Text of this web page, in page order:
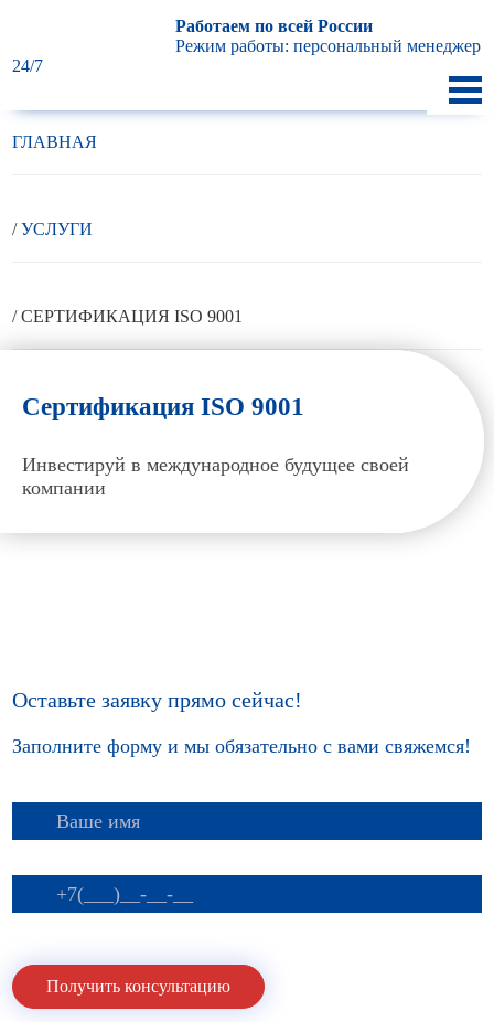
Работаем по всей России
Режим работы: персональный менеджер
24/7
ГЛАВНАЯ
/УСЛУГИ
/СЕРТИФИКАЦИЯ ISO 9001
Сертификация ISO 9001
Инвестируй в международное будущее своей
компании
Оставьте заявку прямо сейчас!
Заполните форму и мы обязательно с вами свяжемся!
Получить консультацию